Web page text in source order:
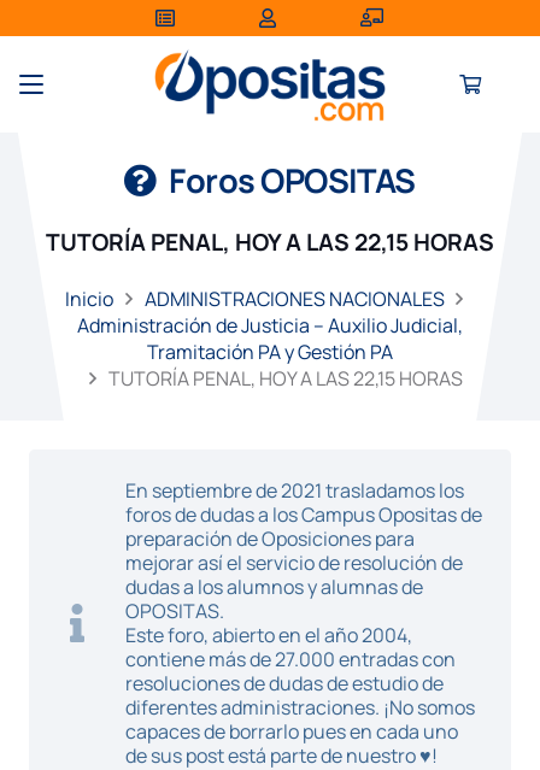
Foros OPOSITAS
TUTORÍA PENAL, HOY A LAS 22,15 HORAS
Inicio
ADMINISTRACIONES NACIONALES
Administración de Justicia – Auxilio Judicial,
Tramitación PA y Gestión PA
TUTORÍA PENAL, HOY A LAS 22,15 HORAS
En septiembre de 2021 trasladamos los
foros de dudas a los Campus Opositas de
preparación de Oposiciones para
mejorar así el servicio de resolución de
dudas a los alumnos y alumnas de
OPOSITAS.
Este foro, abierto en el año 2004,
contiene más de 27.000 entradas con
resoluciones de dudas de estudio de
diferentes administraciones. ¡No somos
capaces de borrarlo pues en cada uno
de sus post está parte de nuestro ♥!